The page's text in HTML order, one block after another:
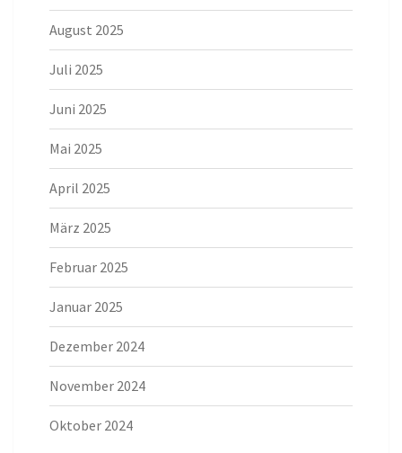
August 2025
Juli 2025
Juni 2025
Mai 2025
April 2025
März 2025
Februar 2025
Januar 2025
Dezember 2024
November 2024
Oktober 2024